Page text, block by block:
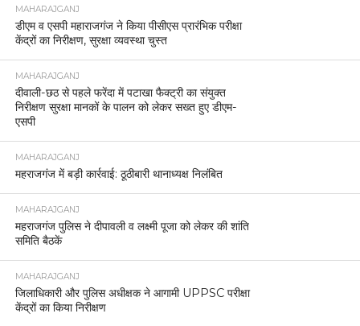
MAHARAJGANJ
डीएम व एसपी महाराजगंज ने किया पीसीएस प्रारंभिक परीक्षा
केंद्रों का निरीक्षण, सुरक्षा व्यवस्था चुस्त
MAHARAJGANJ
दीवाली-छठ से पहले फरेंदा में पटाखा फैक्ट्री का संयुक्त
निरीक्षण सुरक्षा मानकों के पालन को लेकर सख्त हुए डीएम-
एसपी
MAHARAJGANJ
महराजगंज में बड़ी कार्रवाई: ठूठीबारी थानाध्यक्ष निलंबित
MAHARAJGANJ
महराजगंज पुलिस ने दीपावली व लक्ष्मी पूजा को लेकर की शांति
समिति बैठकें
MAHARAJGANJ
जिलाधिकारी और पुलिस अधीक्षक ने आगामी UPPSC परीक्षा
केंद्रों का किया निरीक्षण